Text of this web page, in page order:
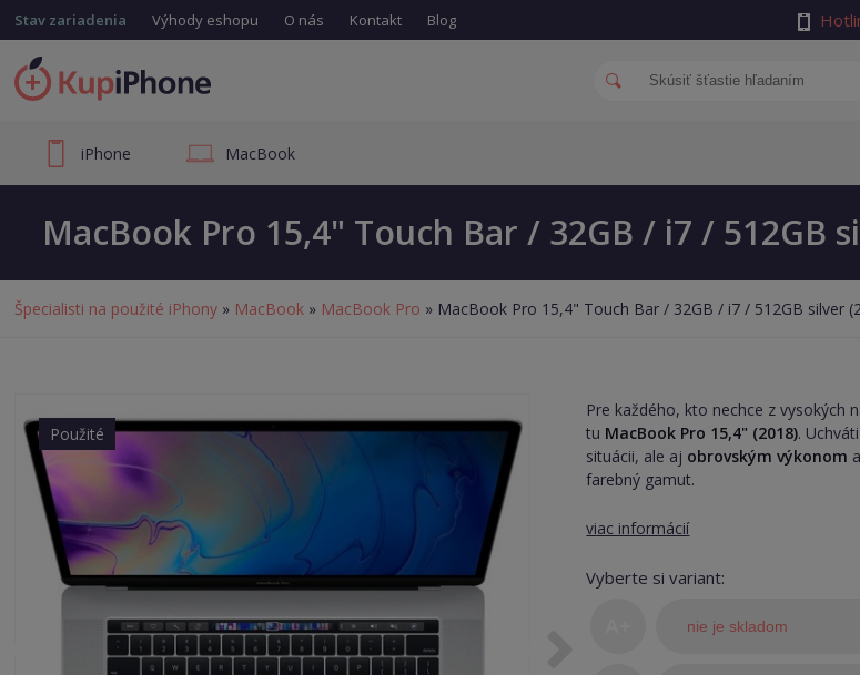
Stav zariadenia Výhody eshopu O nás Kontakt Blog
iPhone MacBook
MacBook Pro 15,4" Touch Bar / 32GB / i7 / 512GB
Špecialisti na použité iPhony » MacBook » MacBook Pro » MacBook Pro 15,4" Touch Bar / 32GB / i7 / 512GB silver
Použité
Pre každého, kto nechce z vysokých
tu MacBook Pro 15,4" (2018).
situácii, ale aj obrovským výkonom
farebný gamut.
viac informácií
Vyberte si variant:
nie je skladom